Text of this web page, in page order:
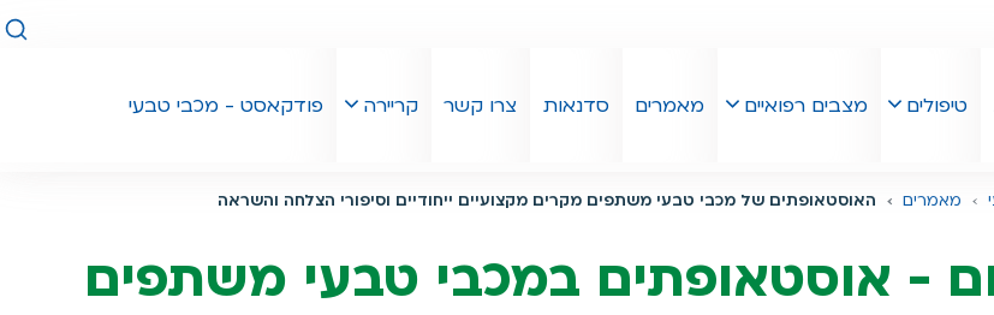
טיפולים מצבים רפואיים מאמרים סדנאות צרו קשר קריירה פודקאסט - מכבי טבעי
מאמרים האוסטאופתים של מכבי טבעי משתפים מקרים מקצועיים ייחודיים וסיפורי הצלחה והשראה
- אוסטאופתים במכבי טבעי משתפים